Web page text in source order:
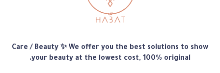
متجر
هبّات
Care / Beauty ✨ We offer you the best solutions to show
your beauty at the lowest cost, 100% original.